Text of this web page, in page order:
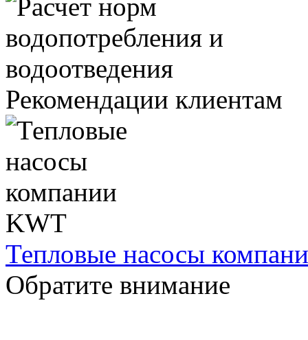
Рекомендации клиентам
Тепловые насосы
Обратите внимание